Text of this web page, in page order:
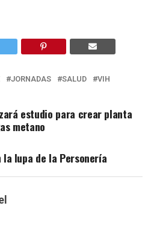
JORNADAS SALUD VIH
estudio para crear planta
metano
lupa de la Personería